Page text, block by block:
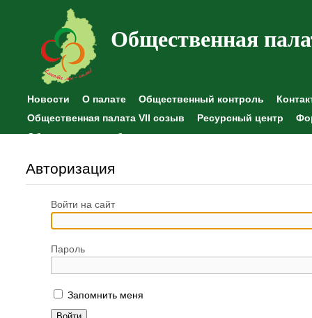
Общественная
Новости О палате Общественный контроль
Общественная палата VII созыв
Ресурсный центр
Общественные наблюдения
Авторизация
Войти на сайт
Пароль
Запомнить меня